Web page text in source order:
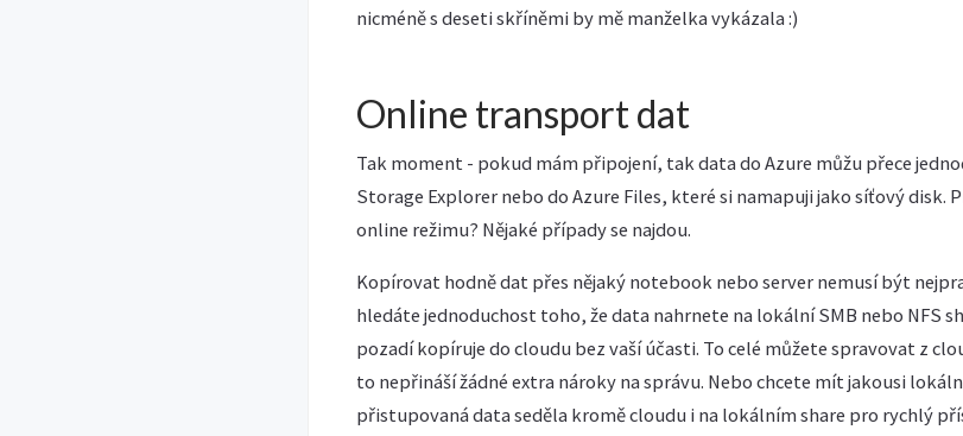
nicméně s deseti skříněmi by mě manželka vykázala :)
Online transport dat
Tak moment - pokud mám připojení, tak data do Azure můžu přece
Storage Explorer nebo do Azure Files, které si namapuji jako síťový disk.
online režimu? Nějaké případy se najdou.
Kopírovat hodně dat přes nějaký notebook nebo server nemusí být
hledáte jednoduchost toho, že data nahrnete na lokální SMB nebo NFS
pozadí kopíruje do cloudu bez vaší účasti. To celé můžete spravovat z
to nepřináší žádné extra nároky na správu. Nebo chcete mít jakousi
přistupovaná data seděla kromě cloudu i na lokálním share pro rychlý